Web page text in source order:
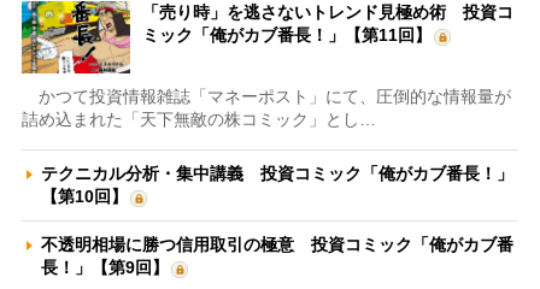
「売り時」を逃さないトレンド見極め術 投資コ
ミック「俺がカブ番長！」【第11回】
かつて投資情報雑誌「マネーポスト」にて、圧倒的な情報量が
詰め込まれた「天下無敵の株コミック」とし…
テクニカル分析・集中講義 投資コミック「俺がカブ番長！」
【第10回】
不透明相場に勝つ信用取引の極意 投資コミック「俺がカブ番
長！」【第9回】